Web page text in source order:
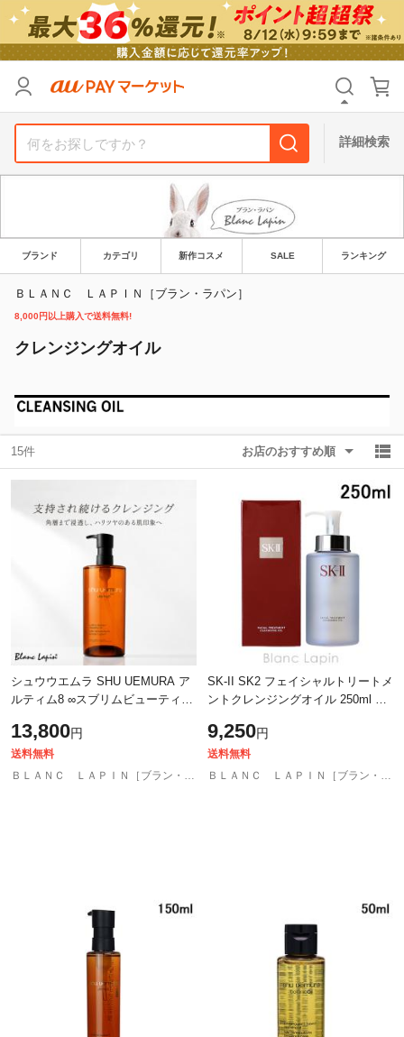
詳細検索
ブランド カテゴリ 新作コスメ SALE ランキング
ＢＬＡＮＣ ＬＡＰＩＮ［ブラン・ラパン］
8,000円以上購入で送料無料!
クレンジングオイル
15件 お店のおすすめ順
シュウウエムラ SHU UEMURA ア
ルティム8 ∞スブリムビューティク
ングオイル [814365]
13,800円
送料無料
ＢＬＡＮＣ ＬＡＰＩＮ［ブラン・ラパン］
SK-II SK2 フェイシャルトリートメ
ントクレンジングオイル 250ml ク
9,250円
送料無料
ＢＬＡＮＣ ＬＡＰＩＮ［ブラン・ラパン］
支払い方法
送料無料 タイムセール
Pontaパス特典対象すべて ポイントUPセレクトのみ
除外ワード
リセット
支払い方法
送料無料 タイムセール
Pontaパス特典対象すべて ポイントUPセレクトのみ
除外ワード